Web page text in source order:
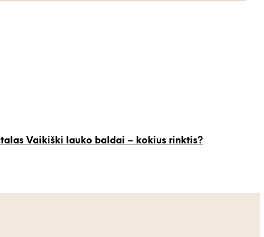
Vaikiški lauko baldai – kokius rinktis?